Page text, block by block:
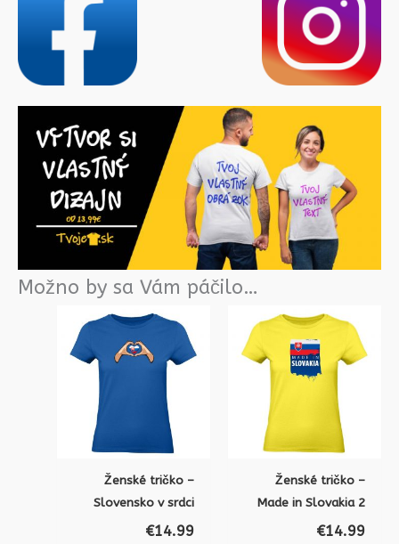
Možno by sa Vám páčilo…
Ženské tričko –
Slovensko v srdci
€14.99
Ženské tričko –
Made in Slovakia 2
€14.99